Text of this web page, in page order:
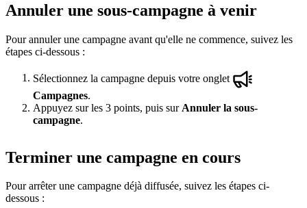
Annuler une sous-campagne à venir
Pour annuler une campagne avant qu'elle ne commence, suivez les
étapes ci-dessous :
Sélectionnez la campagne depuis votre onglet
Campagnes.
Appuyez sur les 3 points, puis sur Annuler la sous-
campagne.
Terminer une campagne en cours
Pour arrêter une campagne déjà diffusée, suivez les étapes ci-
dessous :